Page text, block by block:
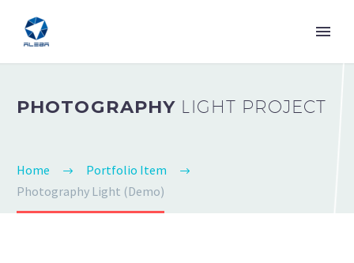
PHOTOGRAPHY LIGHT PROJECT
Home
Portfolio Item
Photography Light (Demo)